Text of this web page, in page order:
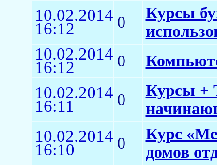
10.02.2014
16:12 0
Курсы
10.02.2014
16:12 0
10.02.2014
16:11 0
Курсы +
10.02.2014
16:10 0
Курс
домов